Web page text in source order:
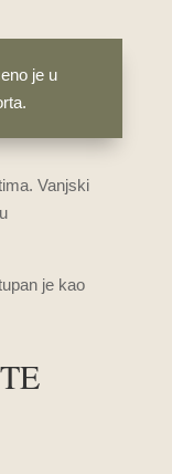
je u
Vanjski
je kao